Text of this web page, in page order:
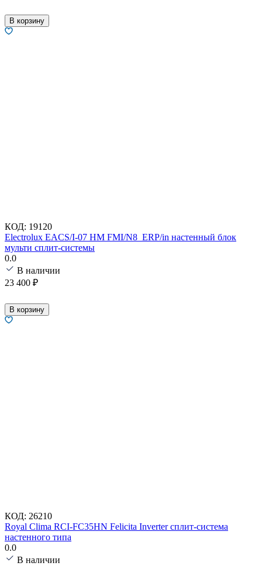
В корзину
КОД: 19120
Electrolux EACS/I-07 HM FMI/N8_ERP/in настенный блок
мульти сплит-системы
0.0
В наличии
23 400 ₽
В корзину
КОД: 26210
Royal Clima RCI-FC35HN Felicita Inverter сплит-система
настенного типа
0.0
В наличии